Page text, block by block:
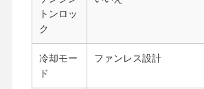
トンロッ
ク
冷却モー
ド
ファンレス設計